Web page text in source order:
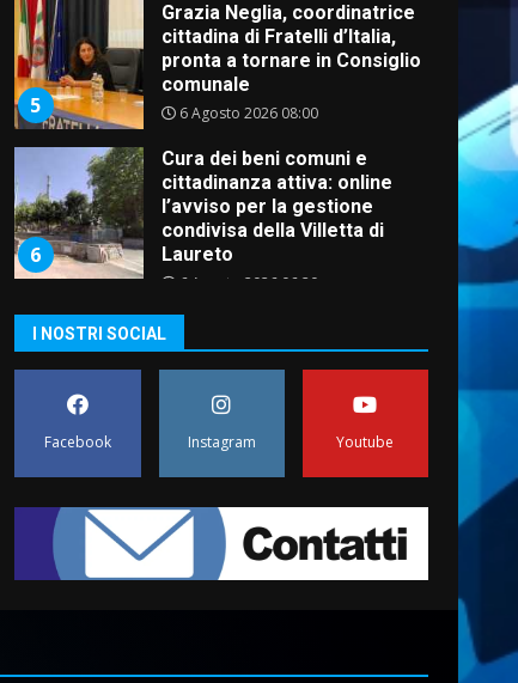
5
Grazia Neglia, coordinatrice
cittadina di Fratelli d’Italia,
pronta a tornare in Consiglio
comunale
6 Agosto 2026 08:00
6
Cura dei beni comuni e
cittadinanza attiva: online
l’avviso per la gestione
condivisa della Villetta di
Laureto
6 Agosto 2026 06:20
prima assoluta de “L’Albergo
Belvedere. Il rapimento”
6 Agosto 2026 06:15
appuntamento con “Fasano in
Banda”
7 Agosto 2026 06:05
I NOSTRI SOCIAL
Facebook Instagram Youtube